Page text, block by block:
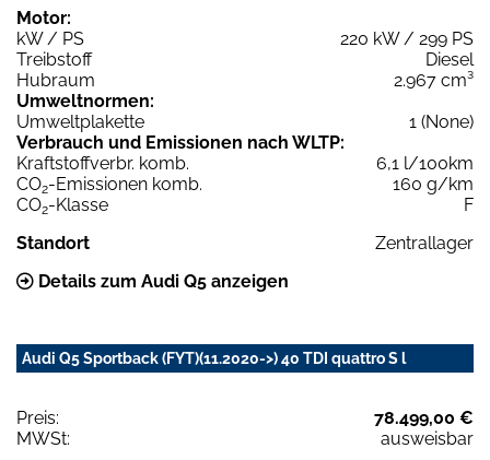
Motor:
kW / PS
220 kW / 299 PS
Treibstoff
Diesel
Hubraum
2.967 cm³
Umweltnormen:
Umweltplakette
1 (None)
Verbrauch und Emissionen nach WLTP:
Kraftstoffverbr. komb.
6,1 l/100km
CO2-Emissionen komb.
160 g/km
CO2-Klasse
F
Standort
Zentrallager
Details zum Audi Q5 anzeigen
Audi Q5 Sportback (FYT)(11.2020->) 40 TDI quattro S l
Preis:
78.499,00 €
MWSt:
ausweisbar